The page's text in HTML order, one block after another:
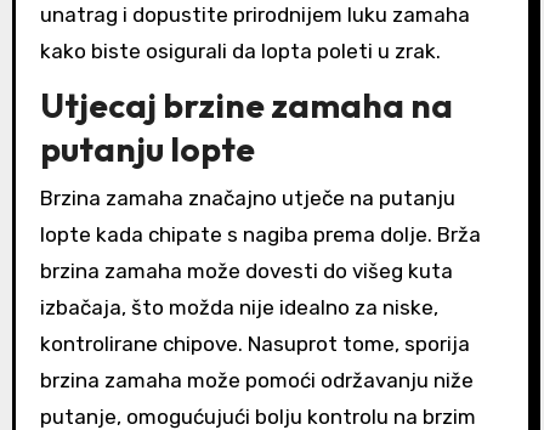
unatrag i dopustite prirodnijem luku zamaha
kako biste osigurali da lopta poleti u zrak.
Utjecaj brzine zamaha na
putanju lopte
Brzina zamaha značajno utječe na putanju
lopte kada chipate s nagiba prema dolje. Brža
brzina zamaha može dovesti do višeg kuta
izbačaja, što možda nije idealno za niske,
kontrolirane chipove. Nasuprot tome, sporija
brzina zamaha može pomoći održavanju niže
putanje, omogućujući bolju kontrolu na brzim